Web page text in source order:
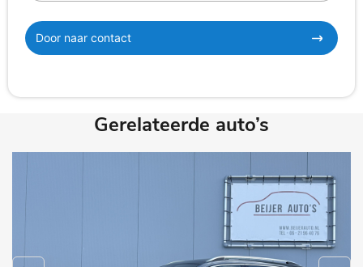
Door naar contact
Gerelateerde auto’s